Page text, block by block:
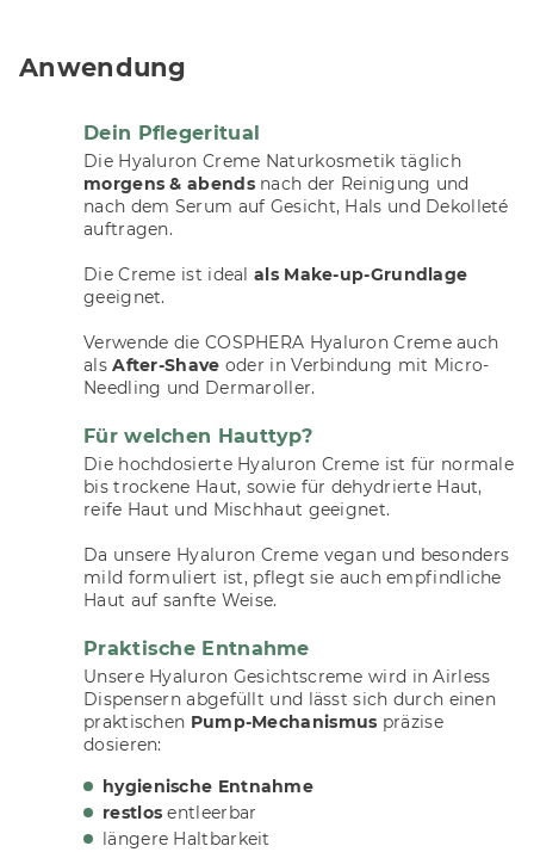
Anwendung
Dein Pflegeritual
Die Hyaluron Creme Naturkosmetik täglich
morgens & abendsnach der Reinigung und
nach dem Serum auf Gesicht, Hals und Dekolleté
auftragen.
Die Creme ist ideal als Make-up-Grundlage
geeignet.
Verwende die COSPHERA Hyaluron Creme auch
alsAfter-Shave oder in Verbindung mit Micro-
Needling und Dermaroller.
Für welchen Hauttyp?
Die hochdosierte Hyaluron Creme ist für normale
bis trockene Haut, sowie für dehydrierte Haut,
reife Haut und Mischhaut geeignet.
Da unsere Hyaluron Creme vegan und besonders
mild formuliert ist, pflegt sie auch empfindliche
Haut auf sanfte Weise.
Praktische Entnahme
Unsere Hyaluron Gesichtscreme wird in Airless
Dispensern abgefüllt und lässt sich durch einen
praktischen Pump-Mechanismus präzise
dosieren:
hygienische Entnahme
restlos entleerbar
längere Haltbarkeit